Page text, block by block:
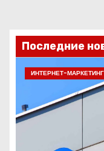
Последние
ИНТЕРНЕТ-МАРКЕТИНГ